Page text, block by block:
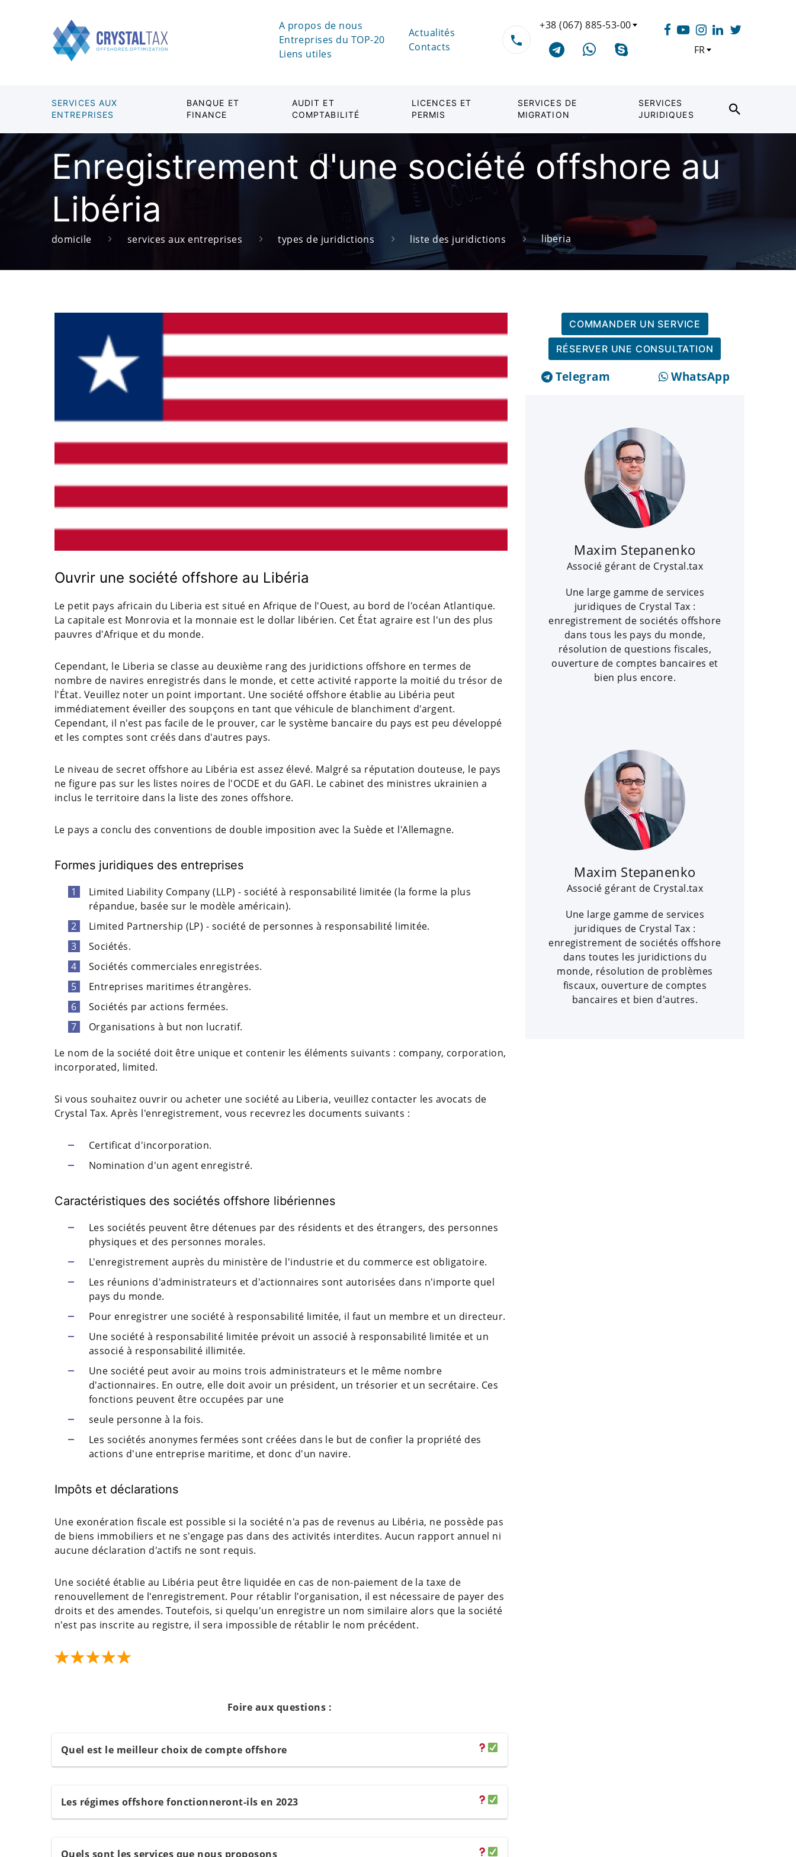
A propos de nous
Entreprises du TOP-20
Liens utiles
Actualités
Contacts
+38 (067) 885-53-00
FR
SERVICES AUX
ENTREPRISES
BANQUE ET
FINANCE
AUDIT ET
COMPTABILITÉ
LICENCES ET
PERMIS
SERVICES DE
MIGRATION
SERVICES
JURIDIQUES
Enregistrement d'une société offshore au
Libéria
domicile services aux entreprises types de juridictions liste des juridictions liberia
Ouvrir une société offshore au Libéria
Le petit pays africain du Liberia est situé en Afrique de l'Ouest, au bord de l'océan Atlantique.
La capitale est Monrovia et la monnaie est le dollar libérien. Cet État agraire est l'un des plus
pauvres d'Afrique et du monde.
Cependant, le Liberia se classe au deuxième rang des juridictions offshore en termes de
nombre de navires enregistrés dans le monde, et cette activité rapporte la moitié du trésor de
l'État. Veuillez noter un point important. Une société offshore établie au Libéria peut
immédiatement éveiller des soupçons en tant que véhicule de blanchiment d'argent.
Cependant, il n'est pas facile de le prouver, car le système bancaire du pays est peu développé
et les comptes sont créés dans d'autres pays.
Le niveau de secret offshore au Libéria est assez élevé. Malgré sa réputation douteuse, le pays
ne figure pas sur les listes noires de l'OCDE et du GAFI. Le cabinet des ministres ukrainien a
inclus le territoire dans la liste des zones offshore.
Le pays a conclu des conventions de double imposition avec la Suède et l'Allemagne.
Formes juridiques des entreprises
Limited Liability Company (LLP) - société à responsabilité limitée (la forme la plus
répandue, basée sur le modèle américain).
Limited Partnership (LP) - société de personnes à responsabilité limitée.
Sociétés.
Sociétés commerciales enregistrées.
Entreprises maritimes étrangères.
Sociétés par actions fermées.
Organisations à but non lucratif.
Le nom de la société doit être unique et contenir les éléments suivants : company, corporation,
incorporated, limited.
Si vous souhaitez ouvrir ou acheter une société au Liberia, veuillez contacter les avocats de
Crystal Tax. Après l'enregistrement, vous recevrez les documents suivants :
Certificat d'incorporation.
Nomination d'un agent enregistré.
Caractéristiques des sociétés offshore libériennes
Les sociétés peuvent être détenues par des résidents et des étrangers, des personnes
physiques et des personnes morales.
L'enregistrement auprès du ministère de l'industrie et du commerce est obligatoire.
Les réunions d'administrateurs et d'actionnaires sont autorisées dans n'importe quel
pays du monde.
Pour enregistrer une société à responsabilité limitée, il faut un membre et un directeur.
Une société à responsabilité limitée prévoit un associé à responsabilité limitée et un
associé à responsabilité illimitée.
Une société peut avoir au moins trois administrateurs et le même nombre
d'actionnaires. En outre, elle doit avoir un président, un trésorier et un secrétaire. Ces
fonctions peuvent être occupées par une
seule personne à la fois.
Les sociétés anonymes fermées sont créées dans le but de confier la propriété des
actions d'une entreprise maritime, et donc d'un navire.
Impôts et déclarations
Une exonération fiscale est possible si la société n'a pas de revenus au Libéria, ne possède pas
de biens immobiliers et ne s'engage pas dans des activités interdites. Aucun rapport annuel ni
aucune déclaration d'actifs ne sont requis.
Une société établie au Libéria peut être liquidée en cas de non-paiement de la taxe de
renouvellement de l'enregistrement. Pour rétablir l'organisation, il est nécessaire de payer des
droits et des amendes. Toutefois, si quelqu'un enregistre un nom similaire alors que la société
n'est pas inscrite au registre, il sera impossible de rétablir le nom précédent.
Foire aux questions :
Quel est le meilleur choix de compte offshore
Les régimes offshore fonctionneront-ils en 2023
Quels sont les services que nous proposons
COMMANDER UN SERVICE
RÉSERVER UNE CONSULTATION
Telegram WhatsApp
Maxim Stepanenko
Associé gérant de Crystal.tax
Une large gamme de services
juridiques de Crystal Tax :
enregistrement de sociétés offshore
dans tous les pays du monde,
résolution de questions fiscales,
ouverture de comptes bancaires et
bien plus encore.
Maxim Stepanenko
Associé gérant de Crystal.tax
Une large gamme de services
juridiques de Crystal Tax :
enregistrement de sociétés offshore
dans toutes les juridictions du
monde, résolution de problèmes
fiscaux, ouverture de comptes
bancaires et bien d'autres.